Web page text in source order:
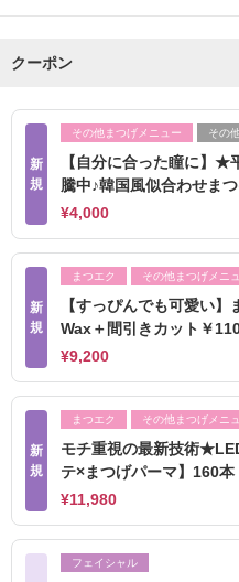
クーポン
新
規
その他まつげメニュー その
【自分に合った瞳に】★
騰中♪韓国風似合わせま
¥4,000
新
規
まつエク その他まつげメニ
【すっぴんでも可愛い
Wax＋間引きカット￥
¥9,200
新
規
まつエク その他まつげメニ
モチ重視の最新技術
テ×まつげパーマ】160本
¥11,980
フェイシャル